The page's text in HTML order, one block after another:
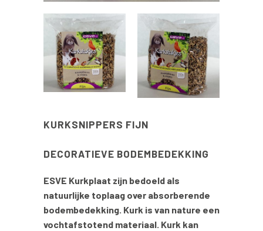
KURKSNIPPERS FIJN
DECORATIEVE BODEMBEDEKKING
ESVE Kurkplaat zijn bedoeld als
natuurlijke toplaag over absorberende
bodembedekking. Kurk is van nature een
vochtafstotend materiaal. Kurk kan